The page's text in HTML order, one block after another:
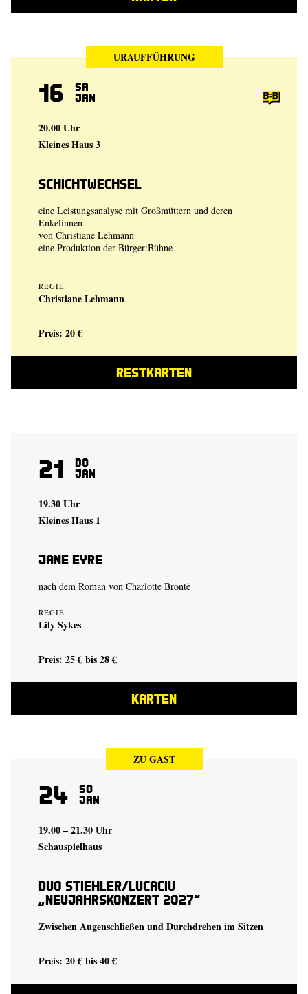
URAUFFÜHRUNG
16 Sa
Jan
20.00 Uhr
Kleines Haus 3
Schichtwechsel
eine Leistungsanalyse mit Großmüttern und deren
Enkelinnen
von Christiane Lehmann
eine Produktion der Bürger:Bühne
REGIE
Christiane Lehmann
Preis: 20 €
RESTKARTEN
21 Do
Jan
19.30 Uhr
Kleines Haus 1
Jane Eyre
nach dem Roman von Charlotte Brontë
REGIE
Lily Sykes
Preis: 25 € bis 28 €
KARTEN
ZU GAST
24 So
Jan
19.00 – 21.30 Uhr
Schauspielhaus
Duo Stiehler/Lucaciu
„Neujahrskonzert 2027“
Zwischen Augenschließen und Durchdrehen im Sitzen
Preis: 20 € bis 40 €